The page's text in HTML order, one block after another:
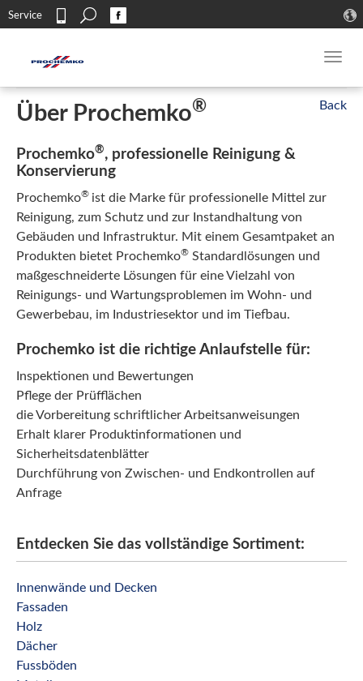
Service KontaktSearch
Über Prochemko®
Prochemko®, professionelle Reinigung &
Konservierung
Prochemko® ist die Marke für professionelle Mittel zur
Reinigung, zum Schutz und zur Instandhaltung von
Gebäuden und Infrastruktur. Mit einem Gesamtpaket an
Produkten bietet Prochemko® Standardlösungen und
maßgeschneiderte Lösungen für eine Vielzahl von
Reinigungs- und Wartungsproblemen im Wohn- und
Gewerbebau, im Industriesektor und im Tiefbau.
Prochemko ist die richtige Anlaufstelle für:
Inspektionen und Bewertungen
Pflege der Prüfflächen
die Vorbereitung schriftlicher Arbeitsanweisungen
Erhalt klarer Produktinformationen und
Sicherheitsdatenblätter
Durchführung von Zwischen- und Endkontrollen auf
Anfrage
Entdecken Sie das vollständige Sortiment:
Innenwände und Decken
Fassaden
Holz
Dächer
Fussböden